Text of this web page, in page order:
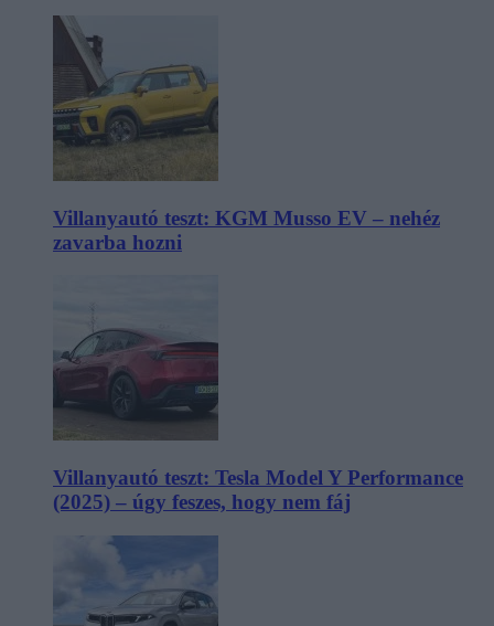
Villanyautó teszt: KGM Musso EV – nehéz
zavarba hozni
Villanyautó teszt: Tesla Model Y Performance
(2025) – úgy feszes, hogy nem fáj